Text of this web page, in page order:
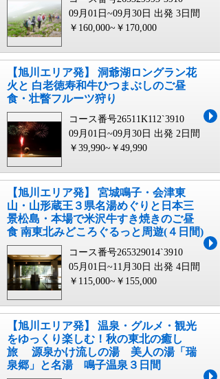
09月01日~09月30日 出発 3日間
￥160,000~￥170,000
【旭川エリア発】 洞爺湖ロングラン花
火と 白老徳寿和牛ひつまぶしのご昼
食・壮瞥フルーツ狩り
コース番号26511K112`3910
09月01日~09月30日 出発 2日間
￥39,990~￥49,990
【旭川エリア発】 宮城鳴子・会津東
山・山形蔵王３県名湯めぐりと日本三
景松島・本場で米沢牛すき焼きのご昼
食 南東北みどころぐるっと周遊(４日間)
コース番号265329014`3910
05月01日~11月30日 出発 4日間
￥115,000~￥155,000
【旭川エリア発】 温泉・グルメ・観光
をゆっくり楽しむ！秋の東北の癒し
旅 源泉かけ流しの湯 美人の湯「瑞
泉郷」と名湯 鳴子温泉３日間